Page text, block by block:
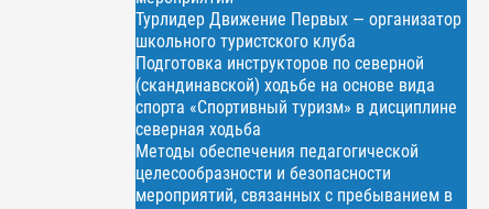
Турлидер Движение Первых — организатор
школьного туристского клуба
Подготовка инструкторов по северной
(скандинавской) ходьбе на основе вида
спорта «Спортивный туризм» в дисциплине
северная ходьба
Методы обеспечения педагогической
целесообразности и безопасности
мероприятий, связанных с пребыванием в